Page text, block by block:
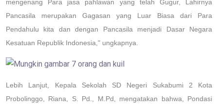
mengenang Para jasa pahlawan yang telah Gugur, Lahirnya
Pancasila merupakan Gagasan yang Luar Biasa dari Para
Pendahulu kita dan dengan Pancasila menjadi Dasar Negara
Kesatuan Republik Indonesia," ungkapnya.
Lebih Lanjut, Kepala Sekolah SD Negeri Sukabumi 2 Kota
Probolinggo
Riana, S. Pd., M.Pd , mengatakan bahwa, Pondasi